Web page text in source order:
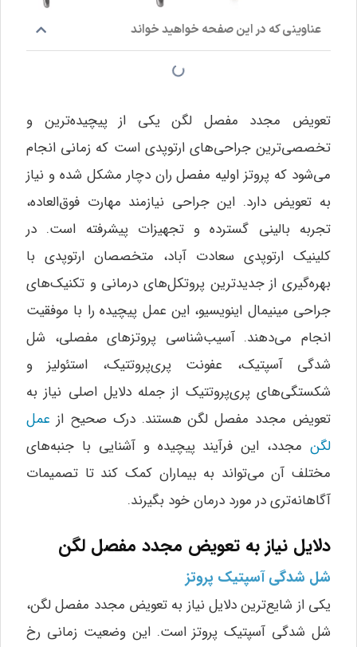
عناوینی که در این صفحه خواهید خواند
تعویض مجدد مفصل لگن یکی از پیچیده‌ترین و
تخصصی‌ترین جراحی‌های ارتوپدی است که زمانی انجام
می‌شود که پروتز اولیه مفصل ران دچار مشکل شده و نیاز
به تعویض دارد. این جراحی نیازمند مهارت فوق‌العاده،
تجربه بالینی گسترده و تجهیزات پیشرفته است. در
کلینیک ارتوپدی سعادت آباد، متخصصان ارتوپدی با
بهره‌گیری از جدیدترین پروتکل‌های درمانی و تکنیک‌های
جراحی مینیمال اینویسیو، این عمل پیچیده را با موفقیت
انجام می‌دهند. آسیب‌شناسی پروتزهای مفصلی، شل
شدگی آسپتیک، عفونت پری‌پروتتیک، استئولیز و
شکستگی‌های پری‌پروتتیک از جمله دلایل اصلی نیاز به
تعویض مجدد مفصل لگن هستند. درک صحیح از عمل
لگن مجدد، این فرآیند پیچیده و آشنایی با جنبه‌های
مختلف آن می‌تواند به بیماران کمک کند تا تصمیمات
آگاهانه‌تری در مورد درمان خود بگیرند.
دلایل نیاز به تعویض مجدد مفصل لگن
شل شدگی آسپتیک پروتز
یکی از شایع‌ترین دلایل نیاز به تعویض مجدد مفصل لگن،
شل شدگی آسپتیک پروتز است. این وضعیت زمانی رخ